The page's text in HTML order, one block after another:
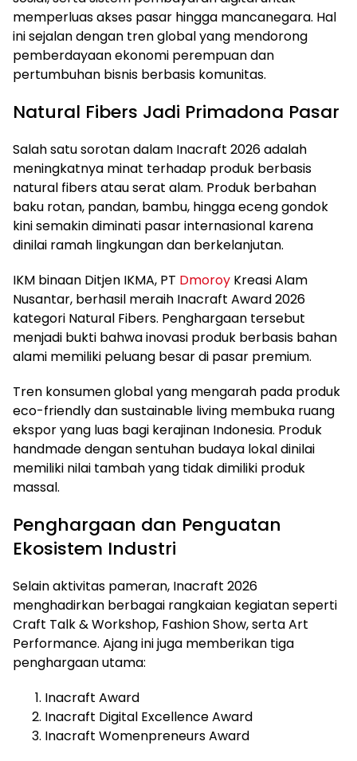
memperluas akses pasar hingga mancanegara. Hal
ini sejalan dengan tren global yang mendorong
pemberdayaan ekonomi perempuan dan
pertumbuhan bisnis berbasis komunitas.
Natural Fibers Jadi Primadona Pasar
Salah satu sorotan dalam Inacraft 2026 adalah
meningkatnya minat terhadap produk berbasis
natural fibers atau serat alam. Produk berbahan
baku rotan, pandan, bambu, hingga eceng gondok
kini semakin diminati pasar internasional karena
dinilai ramah lingkungan dan berkelanjutan.
IKM binaan Ditjen IKMA, PT Dmoroy Kreasi Alam
Nusantar, berhasil meraih Inacraft Award 2026
kategori Natural Fibers. Penghargaan tersebut
menjadi bukti bahwa inovasi produk berbasis bahan
alami memiliki peluang besar di pasar premium.
Tren konsumen global yang mengarah pada produk
eco-friendly dan sustainable living membuka ruang
ekspor yang luas bagi kerajinan Indonesia. Produk
handmade dengan sentuhan budaya lokal dinilai
memiliki nilai tambah yang tidak dimiliki produk
massal.
Penghargaan dan Penguatan
Ekosistem Industri
Selain aktivitas pameran, Inacraft 2026
menghadirkan berbagai rangkaian kegiatan seperti
Craft Talk & Workshop, Fashion Show, serta Art
Performance. Ajang ini juga memberikan tiga
penghargaan utama:
Inacraft Award
Inacraft Digital Excellence Award
Inacraft Womenpreneurs Award